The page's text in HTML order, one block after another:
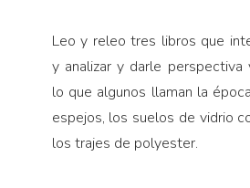
Leo y releo tres libros que
y analizar y darle perspectiva
lo que algunos llaman la
espejos, los suelos de vidrio
los trajes de polyester.